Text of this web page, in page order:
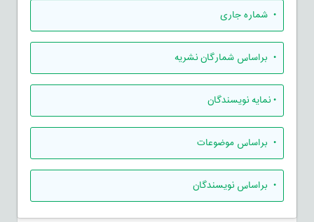
• شماره جاری
• براساس شمارگان نشریه
•نمایه نویسندگان
• براساس موضوعات
• براساس نویسندگان